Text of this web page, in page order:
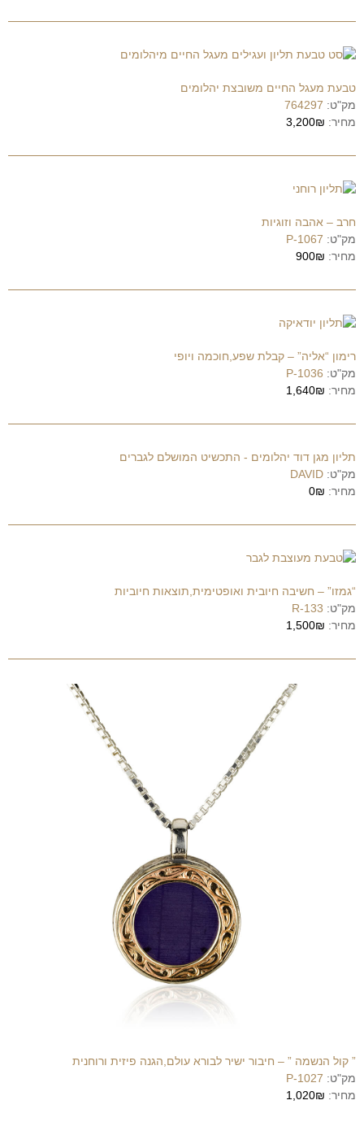
טבעת מעגל החיים משובצת יהלומים
מק"ט: 764297
מחיר: 3,200₪
חרב – אהבה וזוגיות
מק"ט: P-1067
מחיר: 900₪
רימון “אליה” – קבלת שפע,חוכמה ויופי
מק"ט: P-1036
מחיר: 1,640₪
תליון מגן דוד יהלומים - התכשיט המושלם לגברים
מק"ט: DAVID
מחיר: 0₪
“גמזו” – חשיבה חיובית ואופטימית,תוצאות חיוביות
מק"ט: R-133
מחיר: 1,500₪
” קול הנשמה ” – חיבור ישיר לבורא עולם,הגנה פיזית ורוחנית
מק"ט: P-1027
מחיר: 1,020₪